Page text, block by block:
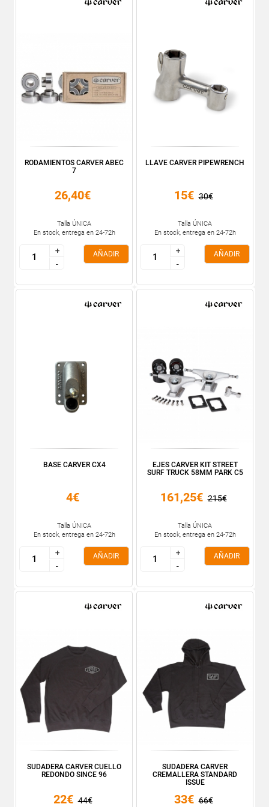
RODAMIENTOS CARVER ABEC
7
26,40€
Talla ÚNICA
En stock, entrega en 24-72h
+
-
+
-
AÑADIR
LLAVE CARVER PIPEWRENCH
15€ 30€
Talla ÚNICA
En stock, entrega en 24-72h
+
-
+
-
AÑADIR
BASE CARVER CX4
4€
Talla ÚNICA
En stock, entrega en 24-72h
+
-
+
-
AÑADIR
EJES CARVER KIT STREET
SURF TRUCK 58MM PARK C5
161,25€ 215€
Talla ÚNICA
En stock, entrega en 24-72h
+
-
+
-
AÑADIR
SUDADERA CARVER CUELLO
REDONDO SINCE 96
22€ 44€
SUDADERA CARVER
CREMALLERA STANDARD
ISSUE
33€ 66€